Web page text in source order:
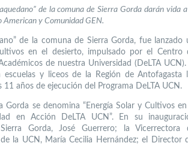
de la comuna de Sierra Gorda darán vida
American y Comunidad GEN.
de la comuna de Sierra Gorda, fue lanzado
en el desierto, impulsado por el Centro
de nuestra Universidad (DeLTA UCN).
y liceos de la Región de Antofagasta
11 años de ejecución del Programa DeLTA UCN.
se denomina “Energía Solar y Cultivos en
en Acción DeLTA UCN”. En su
Gorda, José Guerrero; la Vicerrectora
la UCN, María Cecilia Hernández; el Director